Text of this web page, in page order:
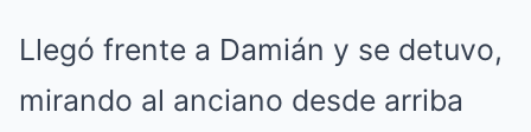
Llegó frente a Damián y se detuvo,
mirando al anciano desde arriba